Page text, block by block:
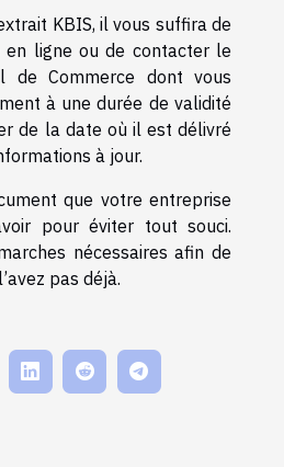
KBIS, il vous suffira de
en ligne ou de contacter le
de Commerce dont vous
à une durée de validité
de la date où il est délivré
à jour.
que votre entreprise
pour éviter tout souci.
nécessaires afin de
pas déjà.